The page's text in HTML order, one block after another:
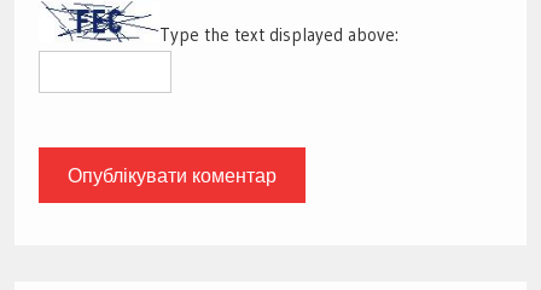
Type the text displayed above: